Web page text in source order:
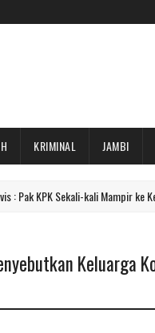
KRIMINAL JAMBI
kali Mampir ke Kerinci dan
Keluarga